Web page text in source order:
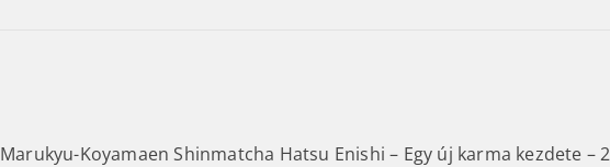
Marukyu-Koyamaen Shinmatcha Hatsu Enishi – Egy új karma kezdete –